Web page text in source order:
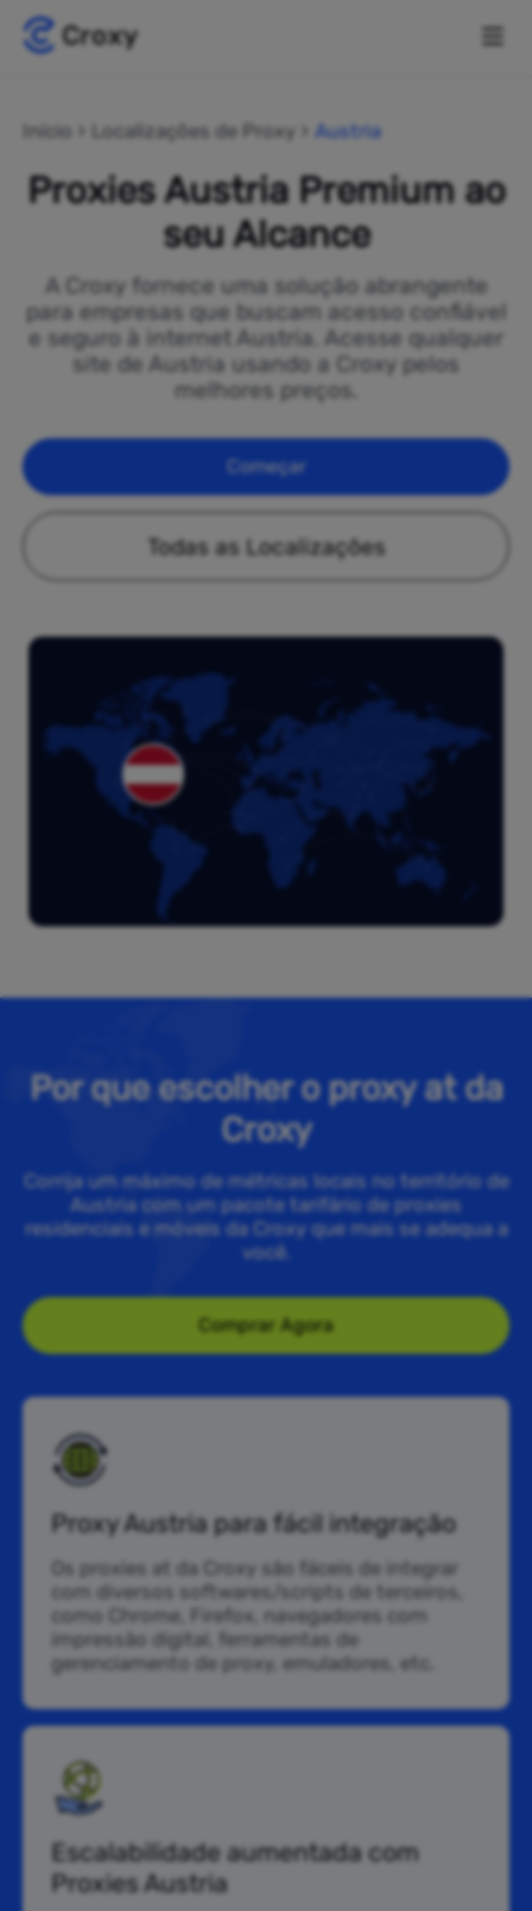
Início Localizações de Proxy Austria
Proxies Austria Premium ao
seu Alcance
A Croxy fornece uma solução abrangente
para empresas que buscam acesso confiável
e seguro à internet Austria. Acesse qualquer
site de Austria usando a Croxy pelos
melhores preços.
Começar
Todas as Localizações
Por que escolher o proxy at da
Croxy
Corrija um máximo de métricas locais no território de
Austria com um pacote tarifário de proxies
residenciais e móveis da Croxy que mais se adequa a
você.
Comprar Agora
Proxy Austria para fácil integração
Os proxies at da Croxy são fáceis de integrar
com diversos softwares/scripts de terceiros,
como Chrome, Firefox, navegadores com
impressão digital, ferramentas de
gerenciamento de proxy, emuladores, etc.
Escalabilidade aumentada com
Proxies Austria